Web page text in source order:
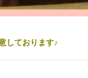
しております♪